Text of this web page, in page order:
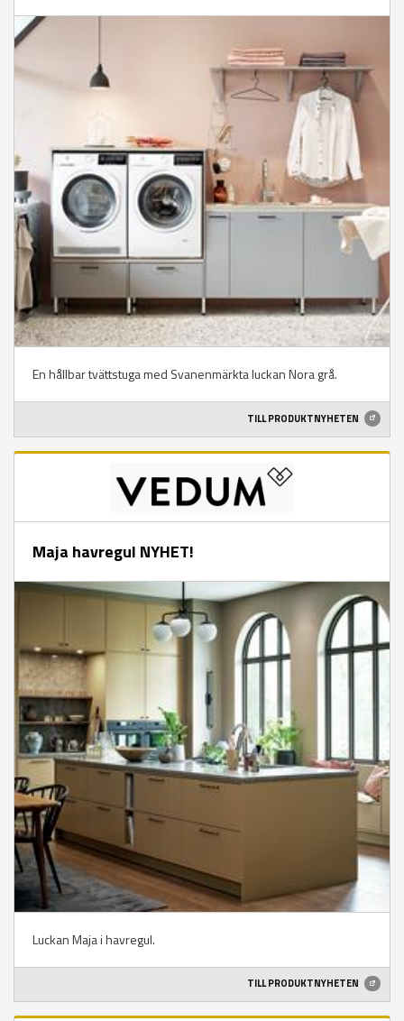
En hållbar tvättstuga med Svanenmärkta luckan Nora grå.
TILL PRODUKTNYHETEN
Maja havregul NYHET!
Luckan Maja i havregul.
TILL PRODUKTNYHETEN